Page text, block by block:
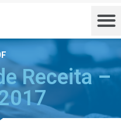
Receita –